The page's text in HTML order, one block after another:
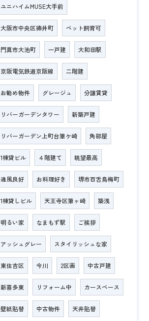
ユニハイムMUSE大手前
大阪市中央区徳井町 ペット飼育可
門真市大池町 一戸建 大和田駅
京阪電気鉄道京阪線 二階建
お勧め物件 グレージュ 分譲賃貸
リバーガーデンタワー 新築戸建
リバーガーデン上町台筆ケ崎 角部屋
1棟貸ビル ４階建て 眺望最高
通風良好 お料理好き 堺市百舌鳥梅町
1棟貸しビル 天王寺区筆ヶ崎 築浅
明るい家 なまもず駅 ご挨拶
アッシュグレー スタイリッシュな家
東住吉区 今川 2区画 中古戸建
新喜多東 リフォーム中 カースペース
壁紙貼替 中古物件 天井貼替